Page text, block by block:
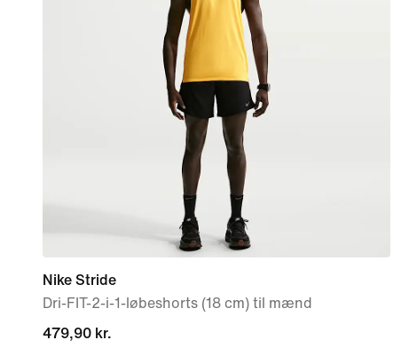
Nike Stride
Dri-FIT-2-i-1-løbeshorts (18 cm) til mænd
479,90 kr.
479,90 kr.